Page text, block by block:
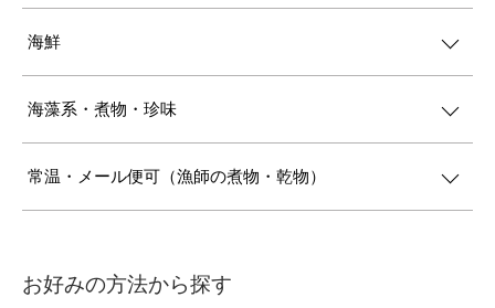
海鮮
海藻系・煮物・珍味
常温・メール便可（漁師の煮物・乾物）
お好みの方法から探す